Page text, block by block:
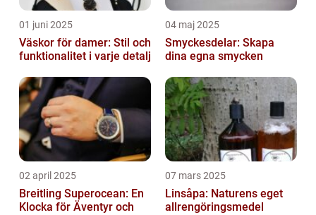
01 juni 2025
Väskor för damer: Stil och
funktionalitet i varje detalj
04 maj 2025
Smyckesdelar: Skapa
dina egna smycken
02 april 2025
Breitling Superocean: En
Klocka för Äventyr och
07 mars 2025
Linsåpa: Naturens eget
allrengöringsmedel